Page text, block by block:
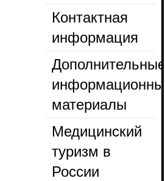
Контактная
информация
Дополнительные
информационные
материалы
Медицинский
туризм в
России